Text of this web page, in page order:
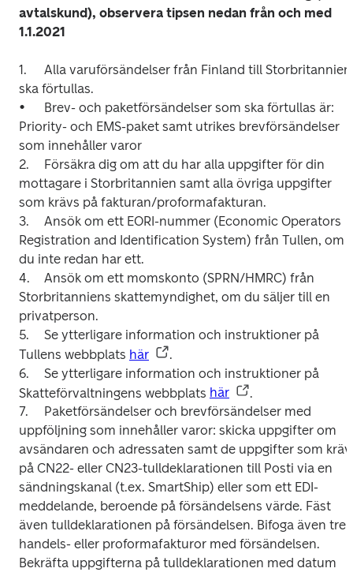
avtalskund), observera tipsen nedan från och med
1.	Alla varuförsändelser från Finland till Storbritannien
ska förtullas.
•	Brev- och paketförsändelser som ska förtullas är:
Priority- och EMS-paket samt utrikes brevförsändelser
som innehåller varor
2.	Försäkra dig om att du har alla uppgifter för din
mottagare i Storbritannien samt alla övriga uppgifter
som krävs på fakturan/proformafakturan.
3.	Ansök om ett EORI-nummer (Economic Operators
Registration and Identification System) från Tullen, om
du inte redan har ett.
4.	Ansök om ett momskonto (SPRN/HMRC) från
Storbritanniens skattemyndighet, om du säljer till en
privatperson.
5.	Se ytterligare information och instruktioner på
Tullens webbplats här
.
6.	Se ytterligare information och instruktioner på
Skatteförvaltningens webbplats här
.
7.	Paketförsändelser och brevförsändelser med
uppföljning som innehåller varor: skicka uppgifter om
avsändaren och adressaten samt de uppgifter som
på CN22- eller CN23-tulldeklarationen till Posti via en
sändningskanal (t.ex. SmartShip) eller som ett EDI-
meddelande, beroende på försändelsens värde. Fäst
även tulldeklarationen på försändelsen. Bifoga även tre
handels- eller proformafakturor med försändelsen.
Bekräfta uppgifterna på tulldeklarationen med datum